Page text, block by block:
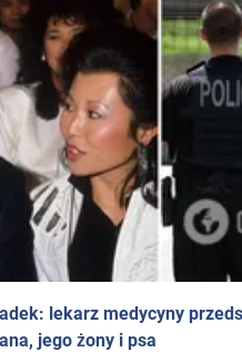
lekarz medycyny
jego żony i psa